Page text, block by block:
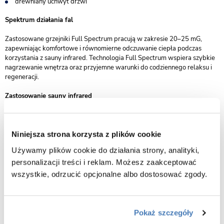
Niniejsza strona korzysta z plików cookie
Używamy plików cookie do działania strony, analityki,
personalizacji treści i reklam. Możesz zaakceptować
wszystkie, odrzucić opcjonalne albo dostosować zgody.
Pokaż szczegóły
Spektrum działania fal
Zastosowane grzejniki Full Spectrum pracują w zakresie 20–25 mG,
zapewniając komfortowe i równomierne odczuwanie ciepła podczas
korzystania z sauny infrared. Technologia Full Spectrum wspiera szybkie
nagrzewanie wnętrza oraz przyjemne warunki do codziennego relaksu i
regeneracji.
Zastosowanie sauny infrared
wsparcie relaksu mięśni po codziennym wysiłku
stworzenie komfortowych warunków do regeneracji i odpoczynku
poprawa komfortu cieplnego oraz relaksu po aktywnym dniu
możliwość stworzenia prywatnej strefy wellness w domu
Właściwości sauny suchej infrared
pomaga rozgrzać ciało i odprężyć mięśnie